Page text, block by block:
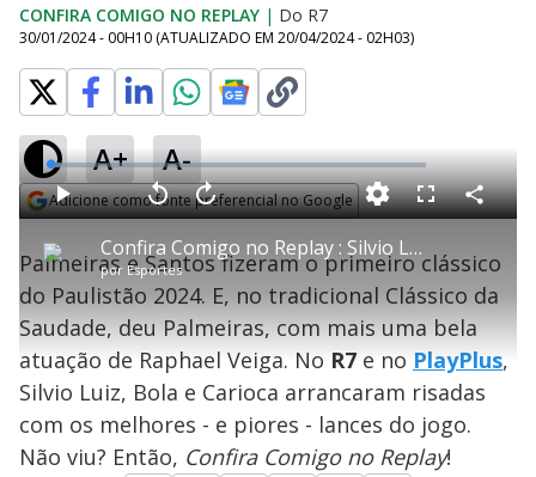
CONFIRA COMIGO NO REPLAY | Do R7
30/01/2024 - 00H10 (ATUALIZADO EM 20/04/2024 - 02H03)
A+ A-
Adicione como fonte preferencial no Google
Opens in new window P
l
a
Confira Comigo no Replay : Silvio Luiz, Bola e Carioca vibram com o Clássico da Saudade
por Esportes
P V
t
a
r
1
0
n
d
o
s
A
n
ç
a
1
s
e
u
n
o
L
o
a
d
e
:
2
.
9
1
%
F
s
c
e
C
o
a
r
i
l
a
Palmeiras e Santos fizeram o primeiro clássico
do Paulistão 2024. E, no tradicional Clássico da
Saudade, deu Palmeiras, com mais uma bela
atuação de Raphael Veiga. No R7 e no PlayPlus,
Silvio Luiz, Bola e Carioca arrancaram risadas
com os melhores - e piores - lances do jogo.
Não viu? Então, Confira Comigo no Replay!